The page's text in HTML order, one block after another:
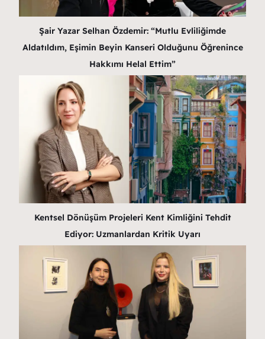
Şair Yazar Selhan Özdemir: “Mutlu Evliliğimde
Aldatıldım, Eşimin Beyin Kanseri Olduğunu Öğrenince
Hakkımı Helal Ettim”
Kentsel Dönüşüm Projeleri Kent Kimliğini Tehdit
Ediyor: Uzmanlardan Kritik Uyarı